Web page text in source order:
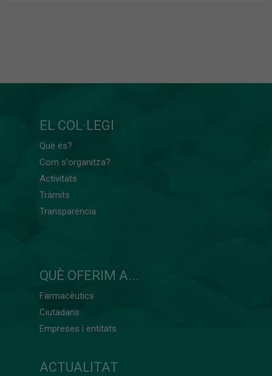
EL COL·LEGI
Què és?
Com s'organitza?
Activitats
Tràmits
Transparència
QUÈ OFERIM A...
Farmacèutics
Ciutadans
Empreses i entitats
ACTUALITAT